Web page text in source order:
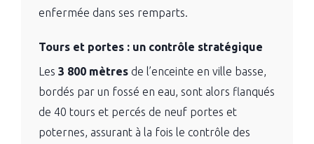
enfermée dans ses remparts.
Tours et portes : un contrôle stratégique
Les 3 800 mètres de l’enceinte en ville basse,
bordés par un fossé en eau, sont alors flanqués
de 40 tours et percés de neuf portes et
poternes, assurant à la fois le contrôle des